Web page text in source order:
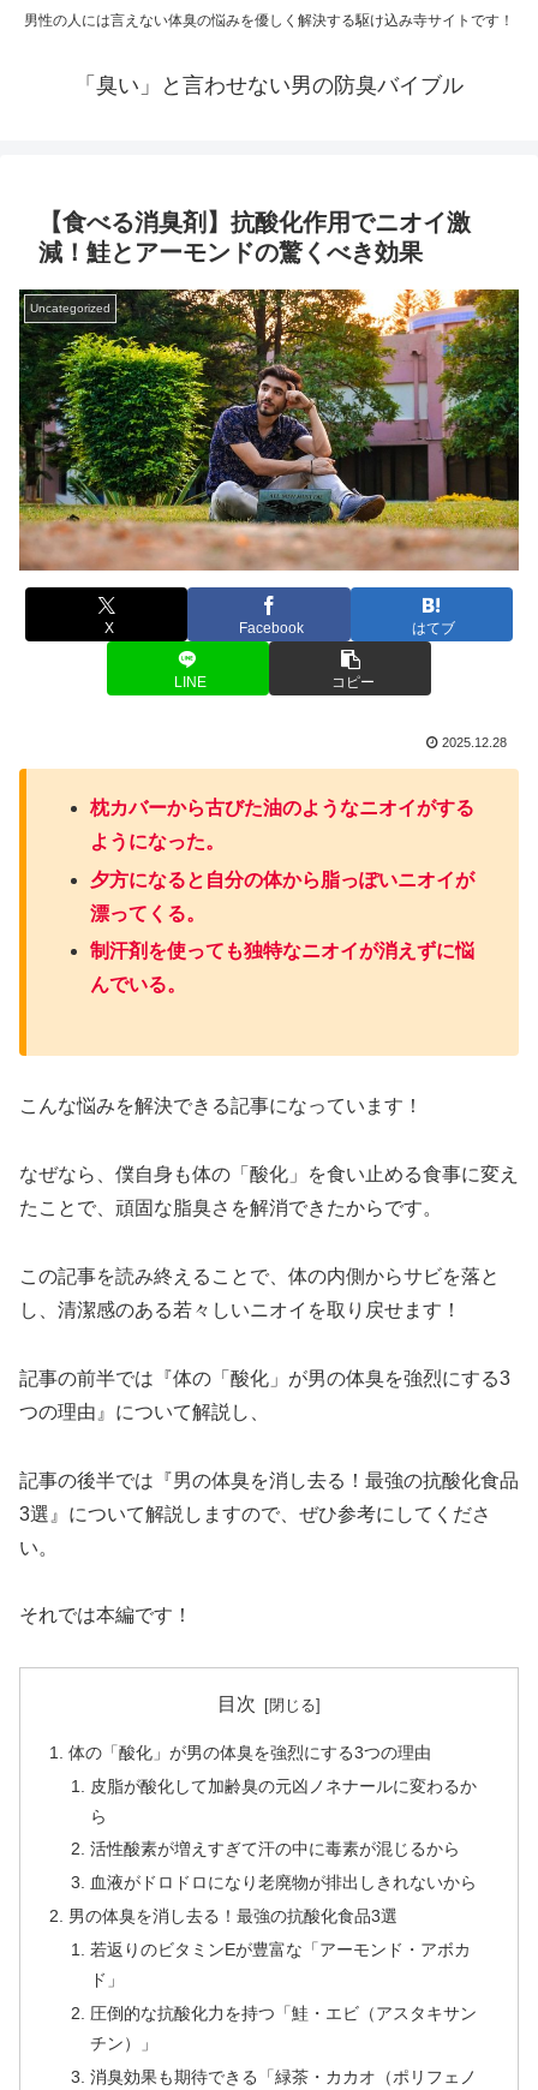
男性の人には言えない体臭の悩みを優しく解決する駆け込み寺サイトです！
「臭い」と言わせない男の防臭バイブル
【食べる消臭剤】抗酸化作用でニオイ激
減！鮭とアーモンドの驚くべき効果
Uncategorized
X Facebook はてブ
LINE コピー
2025.12.28
枕カバーから古びた油のようなニオイがする
ようになった。
夕方になると自分の体から脂っぽいニオイが
漂ってくる。
制汗剤を使っても独特なニオイが消えずに悩
んでいる。
こんな悩みを解決できる記事になっています！
なぜなら、僕自身も体の「酸化」を食い止める食事に変え
たことで、頑固な脂臭さを解消できたからです。
この記事を読み終えることで、体の内側からサビを落と
し、清潔感のある若々しいニオイを取り戻せます！
記事の前半では『体の「酸化」が男の体臭を強烈にする3
つの理由』について解説し、
記事の後半では『男の体臭を消し去る！最強の抗酸化食品
3選』について解説しますので、ぜひ参考にしてくださ
い。
それでは本編です！
目次
体の「酸化」が男の体臭を強烈にする3つの理由
皮脂が酸化して加齢臭の元凶ノネナールに変わるか
ら
活性酸素が増えすぎて汗の中に毒素が混じるから
血液がドロドロになり老廃物が排出しきれないから
男の体臭を消し去る！最強の抗酸化食品3選
若返りのビタミンEが豊富な「アーモンド・アボカ
ド」
圧倒的な抗酸化力を持つ「鮭・エビ（アスタキサン
チン）」
消臭効果も期待できる「緑茶・カカオ（ポリフェノ